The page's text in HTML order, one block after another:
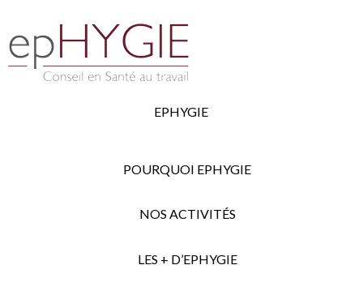
EPHYGIE
POURQUOI EPHYGIE
NOS ACTIVITÉS
LES + D’EPHYGIE